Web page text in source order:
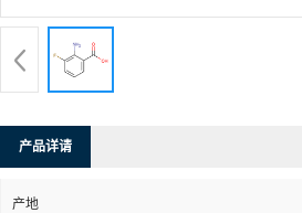
产品详请
产地